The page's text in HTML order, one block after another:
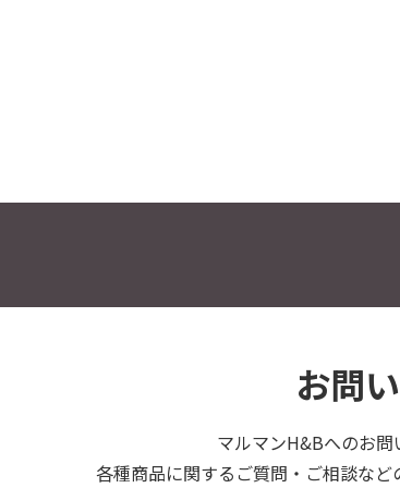
お問
マルマンH&Bへのお問
各種商品に関するご質問・ご相談な